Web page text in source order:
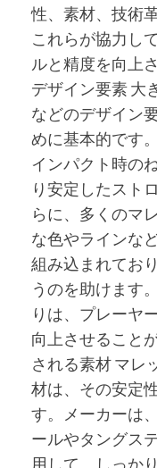
性、素材、技術
これらが協力し
ルと精度を向上
デザイン要素 大
などのデザイン
めに基本的です
インパクト時の
り安定したスト
らに、多くのマ
な色やラインな
組み込まれてお
うのを助けます
りは、プレーヤ
向上させること
される素材 マレ
材は、その安定
す。メーカーは
ールやタングス
用して、しっか